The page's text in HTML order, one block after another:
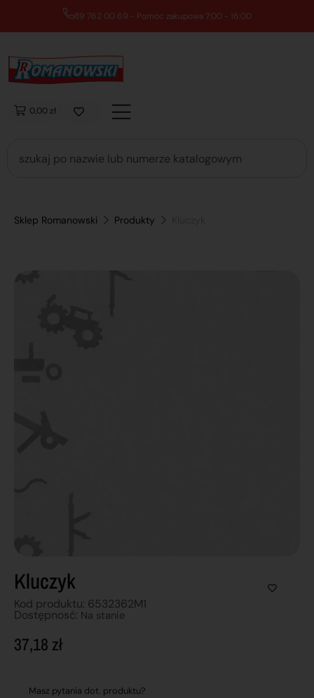
89 762 00 69 - Pomoc zakupowa 7:00 - 16:00
0,00 zł
Sklep Romanowski Produkty
Kluczyk
Kod produktu: 6532362M1
Dostępnosć: Na stanie
37,18 zł
Masz pytania dot. produktu?